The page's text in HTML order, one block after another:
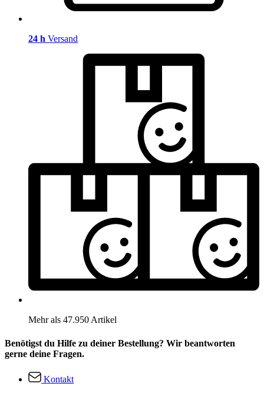
24 h Versand
Mehr als 47.950 Artikel
Benötigst du Hilfe zu deiner Bestellung? Wir beantworten
gerne deine Fragen.
Kontakt